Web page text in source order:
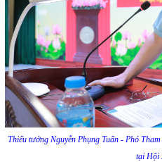
Thiếu tướng Nguyễn Phụng Tuấn - Phó
tại Hội